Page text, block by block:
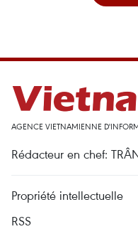
AGENCE VIETNAMIENNE
Rédacteur en chef:
Propriété intellectuelle
RSS